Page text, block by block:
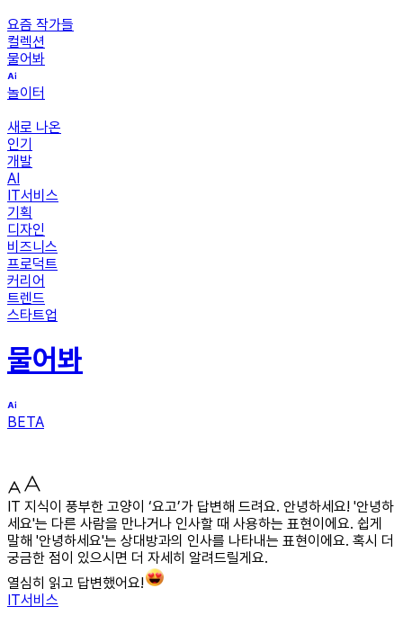
요즘 작가들
컬렉션
물어봐
놀이터
새로 나온
인기
개발
AI
IT서비스
기획
디자인
비즈니스
프로덕트
커리어
트렌드
스타트업
물어봐
BETA
IT 지식이 풍부한 고양이 ‘요고’가 답변해 드려요. 안녕하세요! '안녕하
세요'는 다른 사람을 만나거나 인사할 때 사용하는 표현이에요. 쉽게
말해 '안녕하세요'는 상대방과의 인사를 나타내는 표현이에요. 혹시 더
궁금한 점이 있으시면 더 자세히 알려드릴게요.
열심히 읽고 답변했어요!
IT서비스